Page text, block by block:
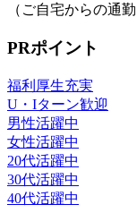
（ご自宅からの通
PRポイント
福利厚生充実
U・Iターン歓迎
男性活躍中
女性活躍中
20代活躍中
30代活躍中
40代活躍中